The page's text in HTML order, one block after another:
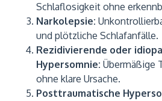
Schlaflosigkeit ohne
Narkolepsie:
und plötzliche Schlafanfälle.
Rezidivierende oder
Hypersomnie: Übermäßige
ohne klare Ursache.
Posttraumatische